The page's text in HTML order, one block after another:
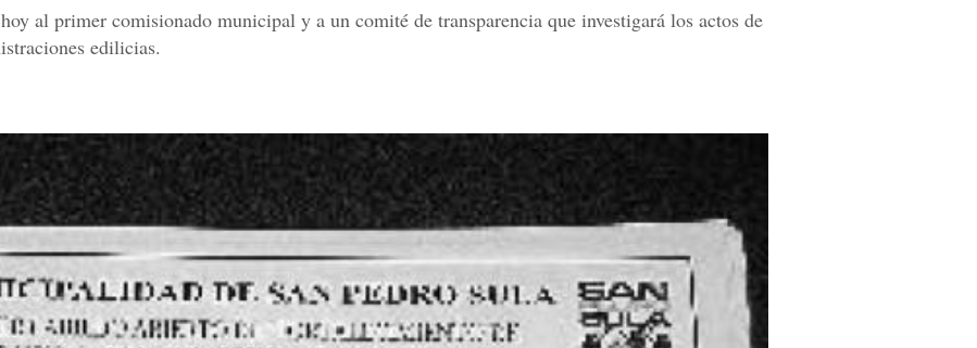
al primer comisionado municipal y a un comité de transparencia que investigará los actos de
edilicias.